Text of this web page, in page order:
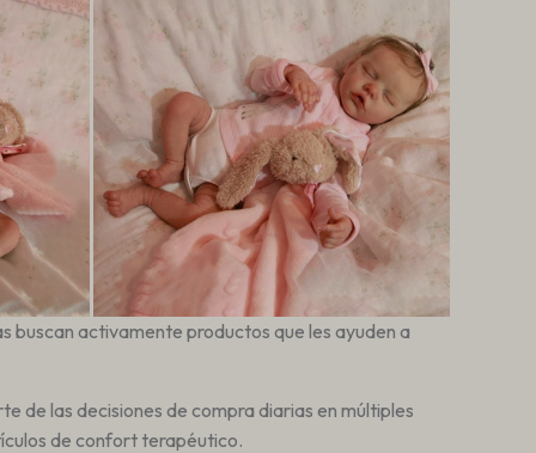
buscan activamente productos que les ayuden a
de las decisiones de compra diarias en múltiples
de confort terapéutico.